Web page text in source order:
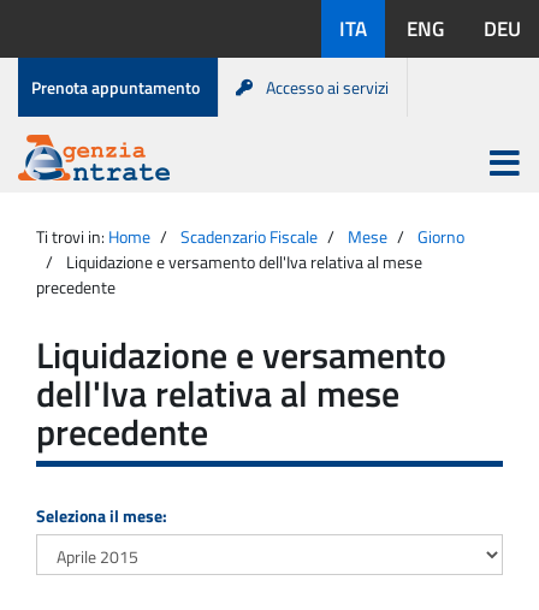
contenuto
disponibili:
ITA ENG DEU
Menu
di
servizio
Prenota appuntamento Accesso ai servizi
Agenzia
Entrate
Apri
menu
principale
Ti trovi in: Home Scadenzario Fiscale Mese
Giorno
Liquidazione e versamento dell'Iva relativa al mese
precedente
Liquidazione e versamento
dell'Iva relativa al mese
precedente
Seleziona il mese: